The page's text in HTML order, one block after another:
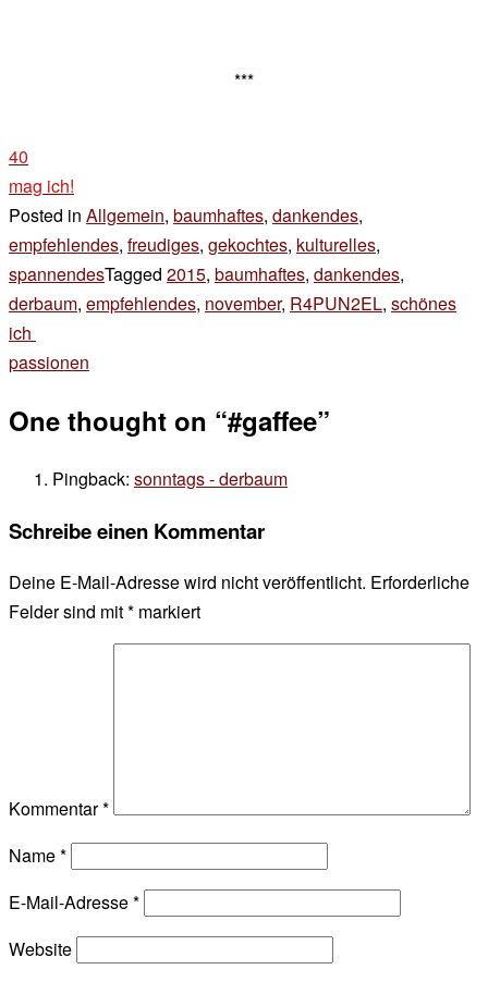
***
40
mag ich!
Posted in Allgemein, baumhaftes, dankendes,
empfehlendes, freudiges, gekochtes, kulturelles,
spannendesTagged 2015, baumhaftes, dankendes,
derbaum, empfehlendes, november, R4PUN2EL, schönes
Beitragsnavigation
ich
passionen
One thought on “#gaffee”
Pingback: sonntags - derbaum
Schreibe einen Kommentar
Deine E-Mail-Adresse wird nicht veröffentlicht. Erforderliche
Felder sind mit* markiert
Kommentar*
Name*
E-Mail-Adresse*
Website